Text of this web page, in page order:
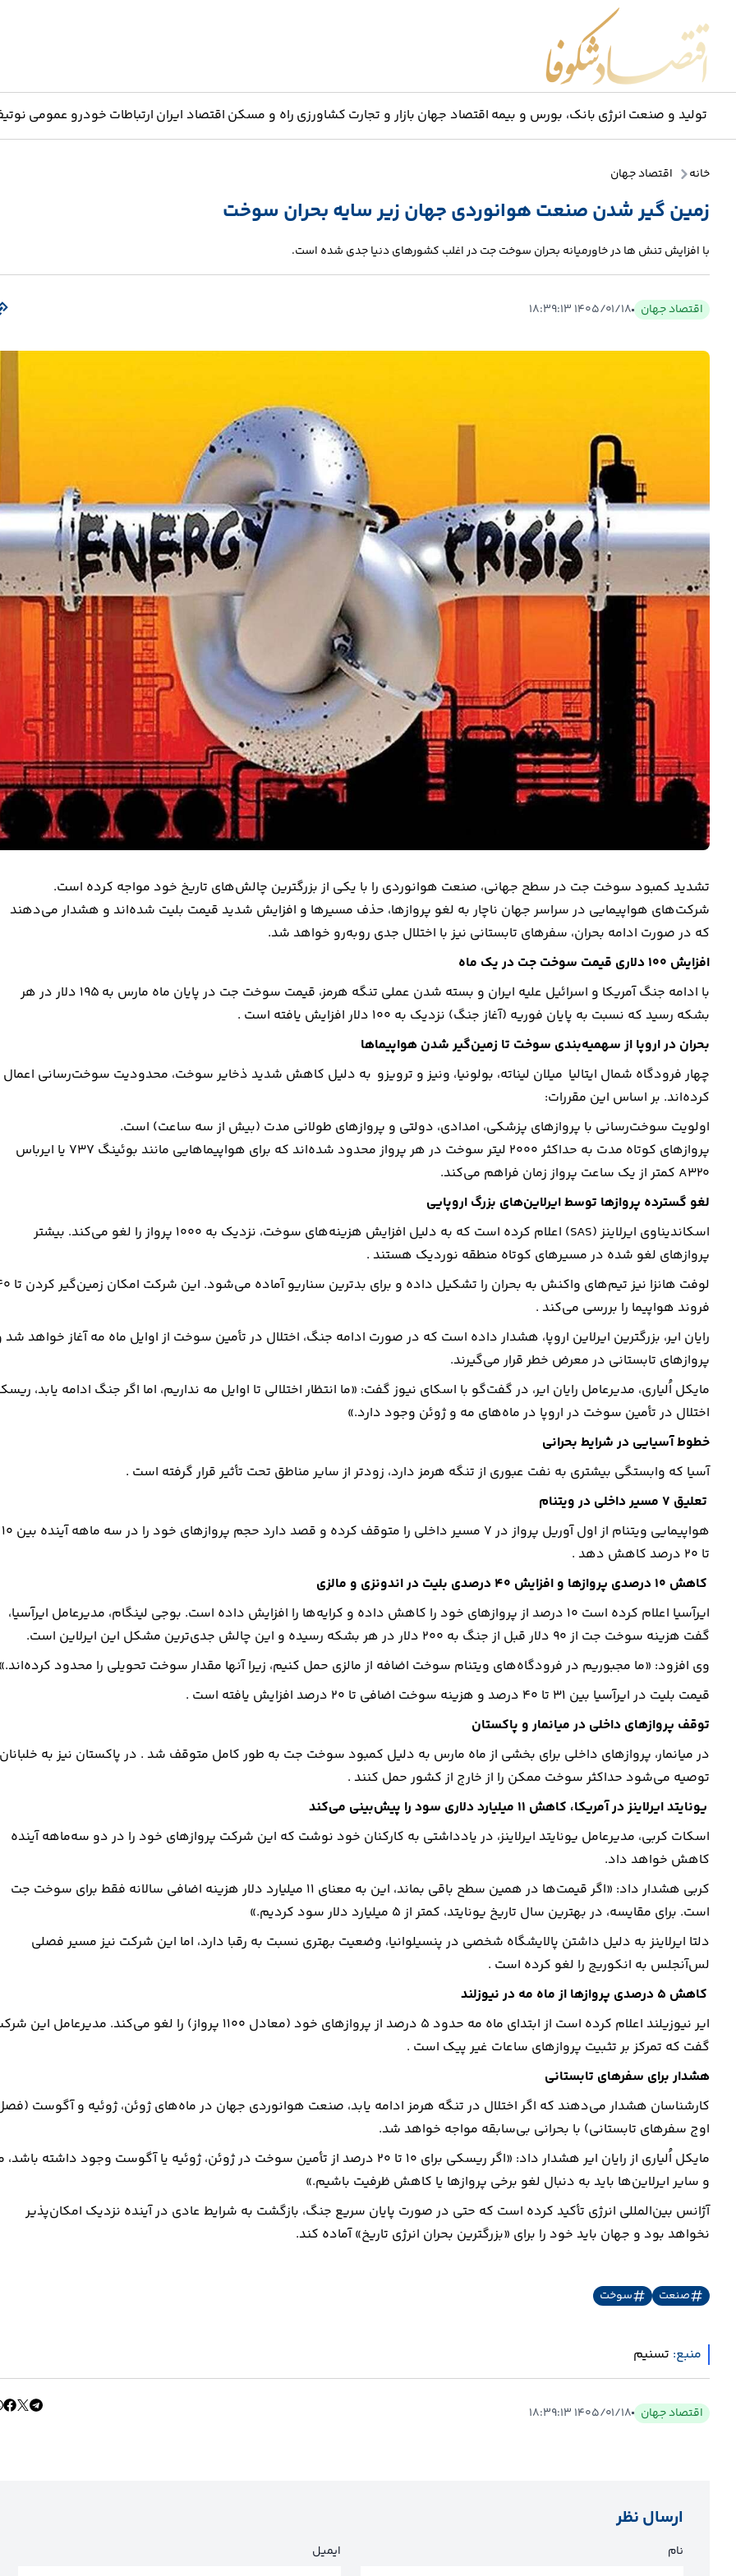
تولید و صنعت انرژی بانک، بورس و بیمه اقتصاد جهان بازار و تجارت کشاورزی راه و مسکن اقتصاد ایران ارتباطات خودرو عمومی
خانه اقتصاد جهان
زمین گیر شدن صنعت هوانوردی جهان زیر سایه بحران سوخت
با افزایش تنش ها در خاورمیانه بحران سوخت جت در اغلب کشورهای دنیا جدی شده است.
اقتصاد جهان ۱۴۰۵/۰۱/۱۸ ۱۸:۳۹:۱۳
تشدید کمبود سوخت جت در سطح جهانی، صنعت هوانوردی را با یکی از بزرگترین چالش‌های تاریخ خود مواجه کرده است.
شرکت‌های هواپیمایی در سراسر جهان ناچار به لغو پروازها، حذف مسیرها و افزایش شدید قیمت بلیت شده‌اند و هشدار می‌دهند
که در صورت ادامه بحران، سفرهای تابستانی نیز با اختلال جدی روبه‌رو خواهد شد.
افزایش 100 دلاری قیمت سوخت جت در یک ماه
با ادامه جنگ آمریکا و اسرائیل علیه ایران و بسته شدن عملی تنگه هرمز، قیمت سوخت جت در پایان ماه مارس به 195 دلار در هر
بشکه رسید که نسبت به پایان فوریه (آغاز جنگ) نزدیک به 100 دلار افزایش یافته است .
بحران در اروپا از سهمیه‌بندی سوخت تا زمین‌گیر شدن هواپیماها
چهار فرودگاه شمال ایتالیا میلان لیناته، بولونیا، ونیز و ترویزو به دلیل کاهش شدید ذخایر سوخت، محدودیت سوخت‌رسانی اعمال
کرده‌اند. بر اساس این مقررات:
اولویت سوخت‌رسانی با پروازهای پزشکی، امدادی، دولتی و پروازهای طولانی مدت (بیش از سه ساعت) است.
پروازهای کوتاه مدت به حداکثر 2000 لیتر سوخت در هر پرواز محدود شده‌اند که برای هواپیماهایی مانند بوئینگ 737 یا ایرباس
A320 کمتر از یک ساعت پرواز زمان فراهم می‌کند.
لغو گسترده پروازها توسط ایرلاین‌های بزرگ اروپایی
اسکاندیناوی ایرلاینز (SAS) اعلام کرده است که به دلیل افزایش هزینه‌های سوخت، نزدیک به 1000 پرواز را لغو می‌کند. بیشتر
پروازهای لغو شده در مسیرهای کوتاه منطقه نوردیک هستند .
لوفت هانزا نیز تیم‌های واکنش به بحران را تشکیل داده و
فروند هواپیما را بررسی می‌کند .
رایان ایر، بزرگترین ایرلاین اروپا، هشدار داده است که در صورت ادامه جنگ، اختلال در تأمین سوخت از اوایل ماه مه آغاز خواهد شد
پروازهای تابستانی در معرض خطر قرار می‌گیرند.
مایکل اُلیاری، مدیرعامل رایان ایر، در گفت‌گو با اسکای نیوز گفت: «ما انتظار اختلالی تا اوایل مه نداریم، اما اگر جنگ ادامه یابد،
اختلال در تأمین سوخت در اروپا در ماه‌های مه و ژوئن وجود دارد.»
خطوط آسیایی در شرایط بحرانی
آسیا که وابستگی بیشتری به نفت عبوری از تنگه هرمز دارد، زودتر از سایر مناطق تحت تأثیر قرار گرفته است .
تعلیق 7 مسیر داخلی در ویتنام
هواپیمایی ویتنام از اول آوریل پرواز در 7 مسیر داخلی را متوقف کرده و قصد دارد حجم پروازهای خود را در سه ماهه آینده بین 10
تا 20 درصد کاهش دهد .
کاهش 10 درصدی پروازها و افزایش 40 درصدی بلیت در اندونزی و مالزی
ایرآسیا اعلام کرده است 10 درصد از پروازهای خود را کاهش داده و کرایه‌ها را افزایش داده است. بوجی لینگام، مدیرعامل ایرآسیا،
گفت هزینه سوخت جت از 90 دلار قبل از جنگ به 200 دلار در هر بشکه رسیده و این چالش جدی‌ترین مشکل این ایرلاین است.
وی افزود: «ما مجبوریم در فرودگاه‌های ویتنام سوخت اضافه از مالزی حمل کنیم، زیرا آنها مقدار سوخت تحویلی را محدود کرده‌اند.»
قیمت بلیت در ایرآسیا بین 31 تا 40 درصد و هزینه سوخت اضافی تا 20 درصد افزایش یافته است .
توقف پروازهای داخلی در میانمار و پاکستان
در میانمار، پروازهای داخلی برای بخشی از ماه مارس به دلیل کمبود سوخت جت به طور کامل متوقف شد . در پاکستان نیز به خلبانان
توصیه می‌شود حداکثر سوخت ممکن را از خارج از کشور حمل کنند .
یونایتد ایرلاینز در آمریکا، کاهش 11 میلیارد دلاری سود را پیش‌بینی می‌کند
اسکات کربی، مدیرعامل یونایتد ایرلاینز، در یادداشتی به کارکنان خود نوشت که این شرکت پروازهای خود را در دو سه‌ماهه آینده
کاهش خواهد داد.
کربی هشدار داد: «اگر قیمت‌ها در همین سطح باقی بماند، این به معنای 11 میلیارد دلار هزینه اضافی سالانه فقط برای سوخت جت
است. برای مقایسه، در بهترین سال تاریخ یونایتد، کمتر از 5 میلیارد دلار سود کردیم.»
دلتا ایرلاینز به دلیل داشتن پالایشگاه شخصی در پنسیلوانیا، وضعیت بهتری نسبت به رقبا دارد، اما این شرکت نیز مسیر فصلی
لس‌آنجلس به انکوریج را لغو کرده است .
کاهش 5 درصدی پروازها از ماه مه در نیوزلند
ایر نیوزیلند اعلام کرده است از ابتدای ماه مه حدود 5 درصد از پروازهای خود (معادل 1100 پرواز) را لغو می‌کند. مدیرعامل
گفت که تمرکز بر تثبیت پروازهای ساعات غیر پیک است .
هشدار برای سفرهای تابستانی
کارشناسان هشدار می‌دهند که اگر اختلال در تنگه هرمز ادامه یابد، صنعت هوانوردی جهان در ماه‌های ژوئن، ژوئیه و آگوست
اوج سفرهای تابستانی) با بحرانی بی‌سابقه مواجه خواهد شد.
مایکل اُلیاری از رایان ایر هشدار داد: «اگر ریسکی برای 10 تا 20 درصد از تأمین سوخت در ژوئن، ژوئیه یا آگوست وجود داشته باشد،
و سایر ایرلاین‌ها باید به دنبال لغو برخی پروازها یا کاهش ظرفیت باشیم.»
آژانس بین‌المللی انرژی تأکید کرده است که حتی در صورت پایان سریع جنگ، بازگشت به شرایط عادی در آینده نزدیک امکان‌پذیر
نخواهد بود و جهان باید خود را برای «بزرگترین بحران انرژی تاریخ» آماده کند.
صنعت سوخت
منبع: تسنیم
اقتصاد جهان ۱۴۰۵/۰۱/۱۸ ۱۸:۳۹:۱۳
ارسال نظر
نام ایمیل